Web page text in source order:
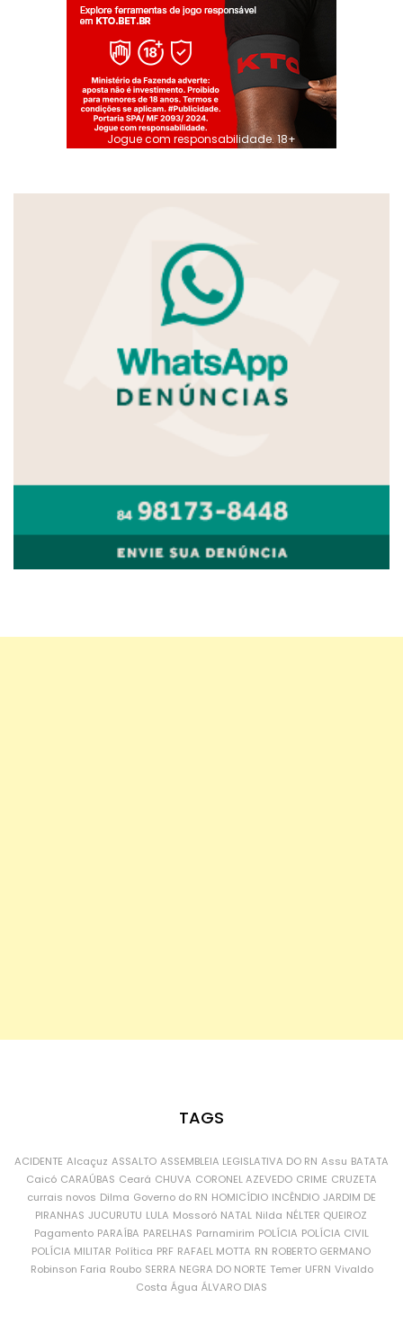
Jogue com responsabilidade. 18+
TAGS
ACIDENTE Alcaçuz ASSALTO ASSEMBLEIA LEGISLATIVA DO RN Assu BATATA
Caicó CARAÚBAS Ceará CHUVA CORONEL AZEVEDO CRIME CRUZETA
currais novos Dilma Governo do RN HOMICÍDIO INCÊNDIO JARDIM DE
PIRANHAS JUCURUTU LULA Mossoró NATAL Nilda NÉLTER QUEIROZ
Pagamento PARAÍBA PARELHAS Parnamirim POLÍCIA POLÍCIA CIVIL
POLÍCIA MILITAR Política PRF RAFAEL MOTTA RN ROBERTO GERMANO
Robinson Faria Roubo SERRA NEGRA DO NORTE Temer UFRN Vivaldo
Costa Água ÁLVARO DIAS